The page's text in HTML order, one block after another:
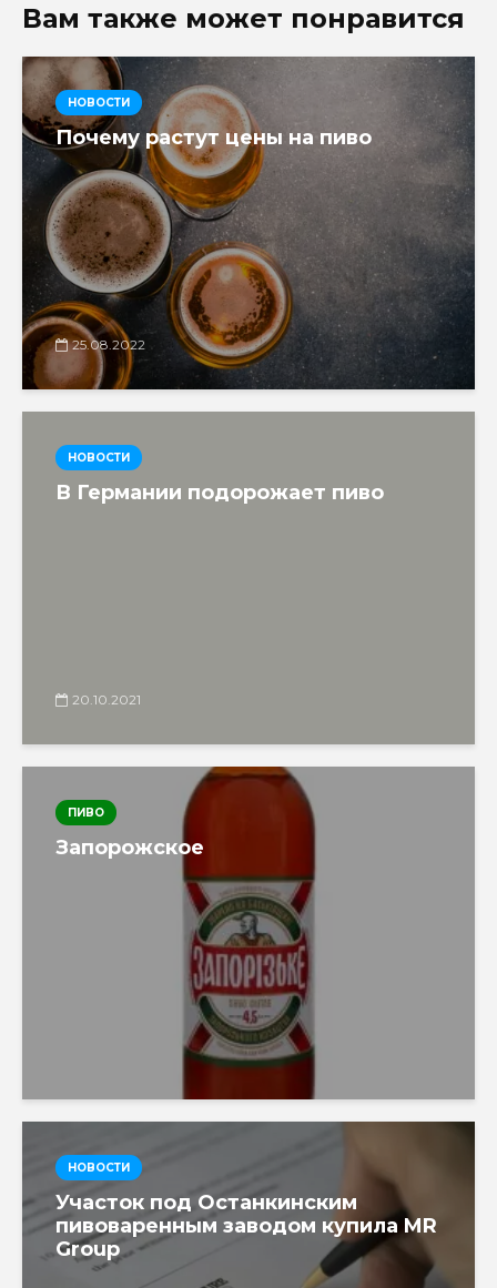
Вам также может понравится
НОВОСТИ
Почему растут цены на пиво
25.08.2022
НОВОСТИ
В Германии подорожает пиво
20.10.2021
ПИВО
Запорожское
НОВОСТИ
Участок под Останкинским
пивоваренным заводом купила MR
Group